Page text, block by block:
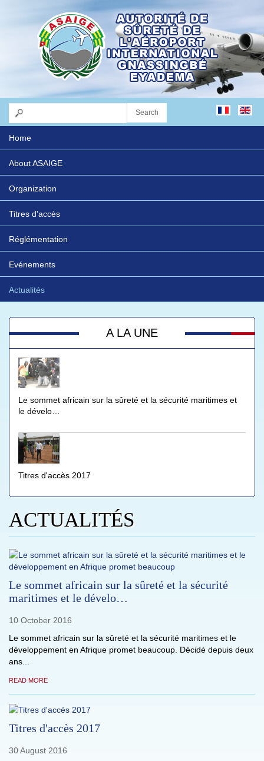
Home
About ASAIGE
Organization
Titres d'accès
Réglémentation
Evénements
Actualités
A LA UNE
Le sommet africain sur la sûreté et la sécurité maritimes et
le dévelo…
Titres d'accès 2017
ACTUALITÉS
Le sommet africain sur la sûreté et la sécurité
maritimes et le dévelo…
10 October 2016
Le sommet africain sur la sûreté et la sécurité maritimes et le
développement en Afrique promet beaucoup. Décidé depuis deux
ans...
READ MORE
Titres d'accès 2017
30 August 2016